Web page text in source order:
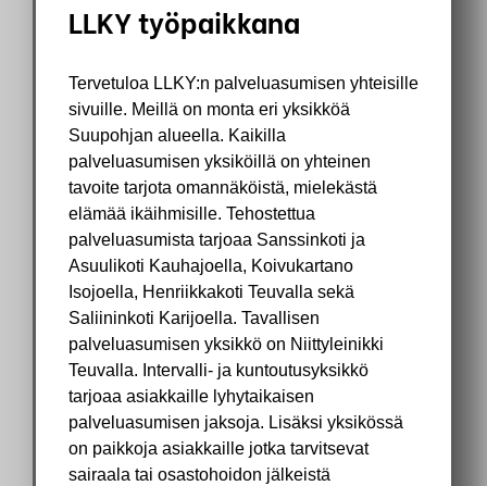
LLKY työpaikkana
Tervetuloa LLKY:n palveluasumisen yhteisille
sivuille. Meillä on monta eri yksikköä
Suupohjan alueella. Kaikilla
palveluasumisen yksiköillä on yhteinen
tavoite tarjota omannäköistä, mielekästä
elämää ikäihmisille. Tehostettua
palveluasumista tarjoaa Sanssinkoti ja
Asuulikoti Kauhajoella, Koivukartano
Isojoella, Henriikkakoti Teuvalla sekä
Saliininkoti Karijoella. Tavallisen
palveluasumisen yksikkö on Niittyleinikki
Teuvalla. Intervalli- ja kuntoutusyksikkö
tarjoaa asiakkaille lyhytaikaisen
palveluasumisen jaksoja. Lisäksi yksikössä
on paikkoja asiakkaille jotka tarvitsevat
sairaala tai osastohoidon jälkeistä